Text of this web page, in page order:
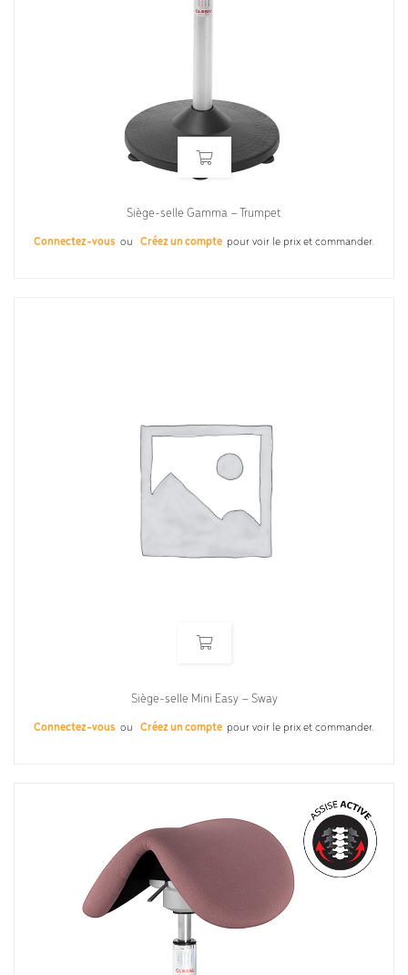
Siège-selle Gamma – Trumpet
Connectez-vous ou Créez un compte pour voir le prix et commander.
Siège-selle Mini Easy – Sway
Connectez-vous ou Créez un compte pour voir le prix et commander.